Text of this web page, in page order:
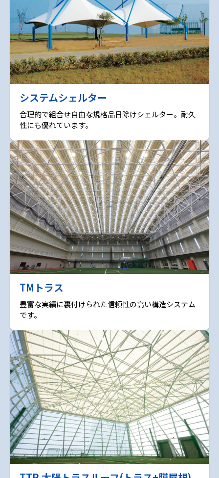
システムシェルター
合理的で組合せ自由な規格品日除けシェルター。耐久
性にも優れています。
TMトラス
豊富な実績に裏付けられた信頼性の高い構造システム
です。